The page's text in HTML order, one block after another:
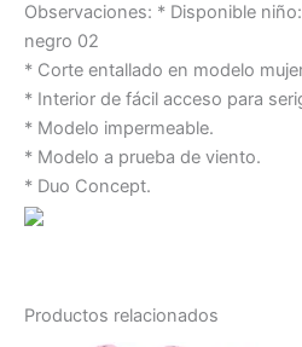
Observaciones: * Disponible
negro 02
* Corte entallado en modelo
* Interior de fácil acceso para
* Modelo impermeable.
* Modelo a prueba de viento.
* Duo Concept.
Productos relacionados